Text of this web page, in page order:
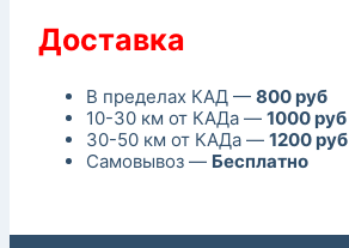
Доставка
В пределах КАД — 800 руб
10-30 км от КАДа — 1000 руб
30-50 км от КАДа — 1200 руб
Самовывоз — Бесплатно